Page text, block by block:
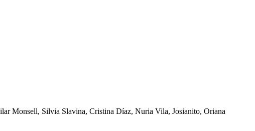
Monsell, Silvia Slavina, Cristina Díaz, Nuria Vila, Josianito, Oriana